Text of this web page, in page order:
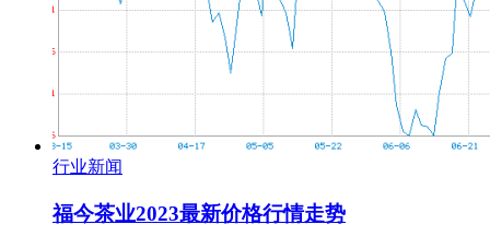
行业新闻
福今茶业2023最新价格行情走势